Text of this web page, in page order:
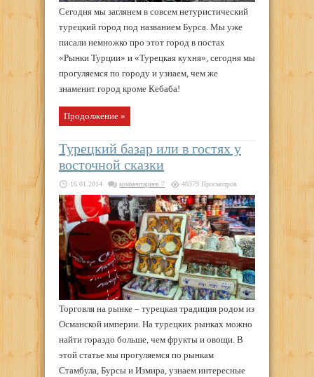
Сегодня мы заглянем в совсем нетуристический
турецкий город под названием Бурса. Мы уже
писали немножко про этот город в постах
«Рынки Турции» и «Турецкая кухня», сегодня мы
прогуляемся по городу и узнаем, чем же
знаменит город кроме Кебаба!
Продолжение »
Турецкий базар или в гостях у
восточной сказки
16.01.2014 комментариев 7 40379 Просмотров
Торговля на рынке – турецкая традиция родом из
Османской империи. На турецких рынках можно
найти гораздо больше, чем фрукты и овощи. В
этой статье мы прогуляемся по рынкам
Стамбула, Бурсы и Измира, узнаем интересные